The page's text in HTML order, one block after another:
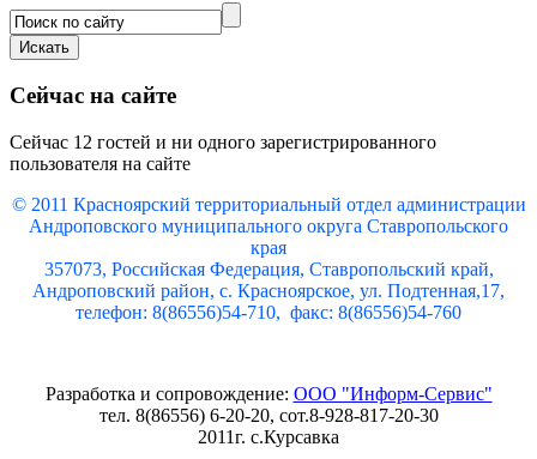
Сейчас на сайте
Сейчас 12 гостей и ни одного зарегистрированного
пользователя на сайте
© 2011 Красноярский территориальный отдел администрации
Андроповского муниципального округа Ставропольского
края
357073, Российская Федерация, Ставропольский край,
Андроповский район, с. Красноярское, ул. Подтенная,17,
телефон: 8(86556)54-710, факс: 8(86556)54-760
Разработка и сопровождение: ООО "Информ-Сервис"
тел. 8(86556) 6-20-20, сот.8-928-817-20-30
2011г. с.Курсавка